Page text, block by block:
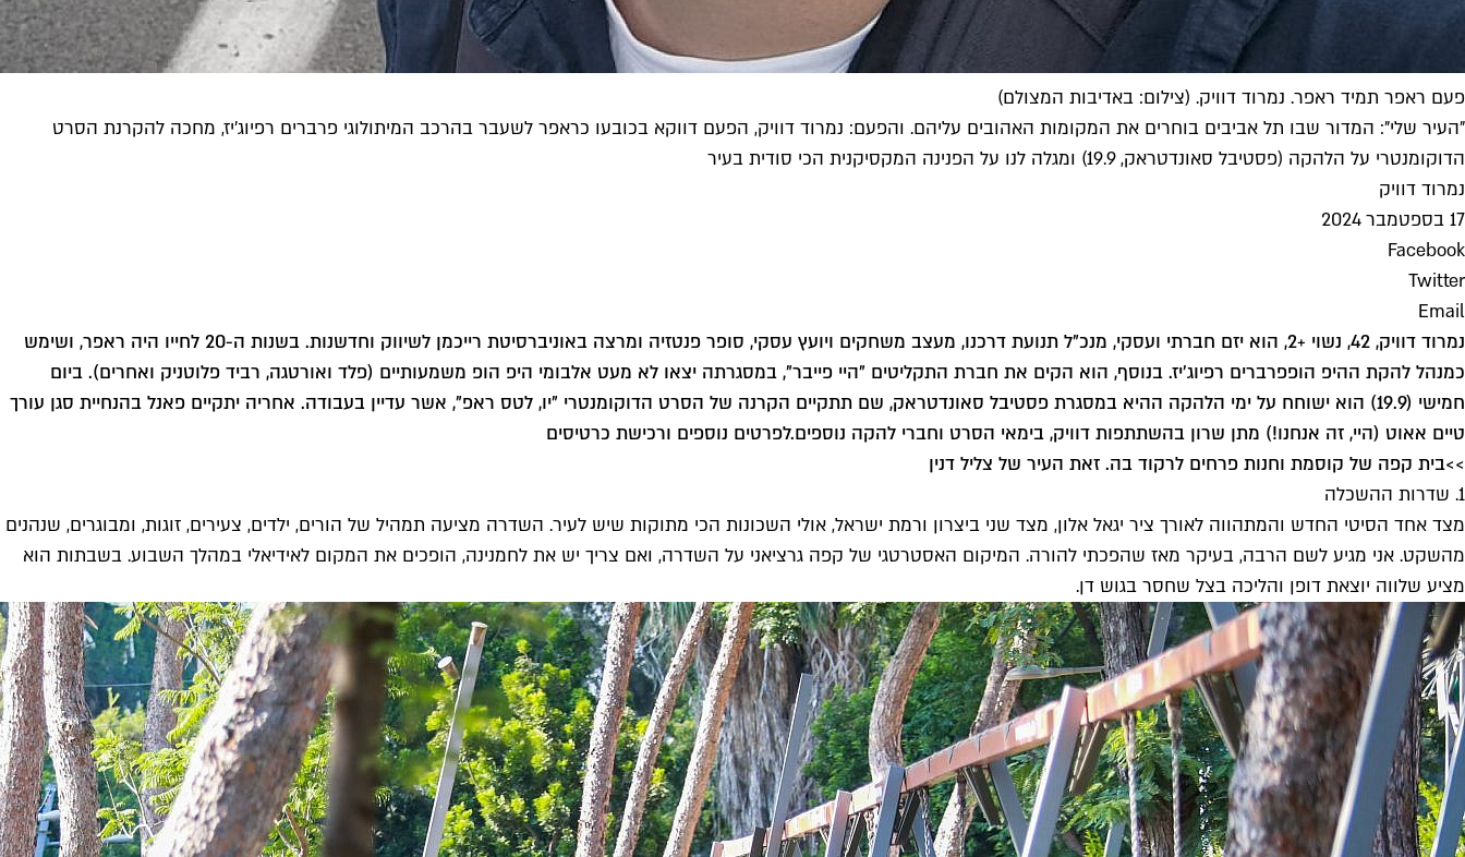
פעם ראפר תמיד ראפר. נמרוד דוויק. (צילום: באדיבות המצולם)
"העיר שלי": המדור שבו תל אביבים בוחרים את המקומות האהובים עליהם. והפעם: נמרוד דוויק, הפעם דווקא בכובעו כראפר לשעבר בהרכב המיתולוגי פרברים רפיוג'יז, מחכה להקרנת הסרט
הדוקומנטרי על הלהקה (פסטיבל סאונדטראק, 19.9) ומגלה לנו על הפנינה המקסיקנית הכי סודית בעיר
נמרוד דוויק
17 בספטמבר 2024
Facebook
Twitter
Email
נמרוד דוויק, 42, נשוי +2, הוא יזם חברתי ועסקי, מנכ"ל תנועת דרכנו, מעצב משחקים ויועץ עסקי, סופר פנטזיה ומרצה באוניברסיטת רייכמן לשיווק וחדשנות. בשנות ה-20 לחייו היה ראפר, ושימש
כמנהל להקת ההיפ הופפרברים רפיוג'יז. בנוסף, הוא הקים את חברת התקליטים "היי פייבר", במסגרתה יצאו לא מעט אלבומי היפ הופ משמעותיים (פלד ואורטגה, רביד פלוטניק ואחרים). ביום
חמישי (19.9) הוא ישוחח על ימי הלהקה ההיא במסגרת פסטיבל סאונדטראק, שם תתקיים הקרנה של הסרט הדוקומנטרי "יו, לטס ראפ", אשר עדיין בעבודה. אחריה יתקיים פאנל בהנחיית סגן עורך
טיים אאוט (היי, זה אנחנו!) מתן שרון בהשתתפות דוויק, בימאי הסרט וחברי להקה נוספים.לפרטים נוספים ורכישת כרטיסים
>>בית קפה של קוסמת וחנות פרחים לרקוד בה. זאת העיר של צליל דנין
1. שדרות ההשכלה
מצד אחד הסיטי החדש והמתהווה לאורך ציר יגאל אלון, מצד שני ביצרון ורמת ישראל, אולי השכונות הכי מתוקות שיש לעיר. השדרה מציעה תמהיל של הורים, ילדים, צעירים, זוגות, ומבוגרים, שנהנים
מהשקט. אני מגיע לשם הרבה, בעיקר מאז שהפכתי להורה. המיקום האסטרטגי של קפה גרציאני על השדרה, ואם צריך יש את לחמנינה, הופכים את המקום לאידיאלי במהלך השבוע. בשבתות הוא
מציע שלווה יוצאת דופן והליכה בצל שחסר בגוש דן.